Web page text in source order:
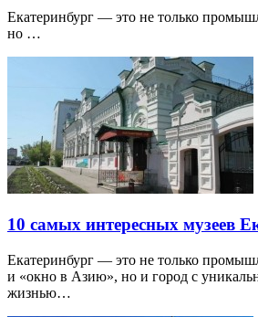
Екатеринбург — это не только
но …
10 самых интересных музеев
Екатеринбург — это не только
и «окно в Азию», но и город с
жизнью…